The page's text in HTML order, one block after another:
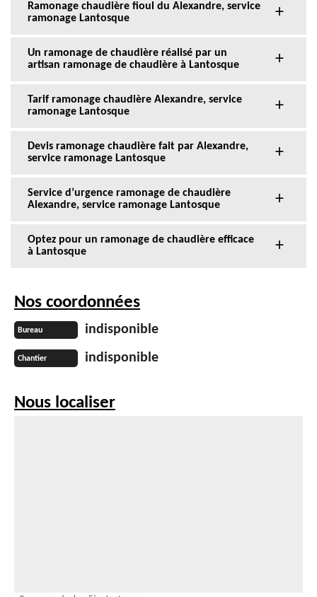
Ramonage chaudière fioul du Alexandre, service
ramonage Lantosque
Un ramonage de chaudière réalisé par un
artisan ramonage de chaudière à Lantosque
Tarif ramonage chaudière Alexandre, service
ramonage Lantosque
Devis ramonage chaudière fait par Alexandre,
service ramonage Lantosque
Service d’urgence ramonage de chaudière
Alexandre, service ramonage Lantosque
Optez pour un ramonage de chaudière efficace
à Lantosque
Nos coordonnées
Bureau indisponible
Chantier indisponible
Nous localiser